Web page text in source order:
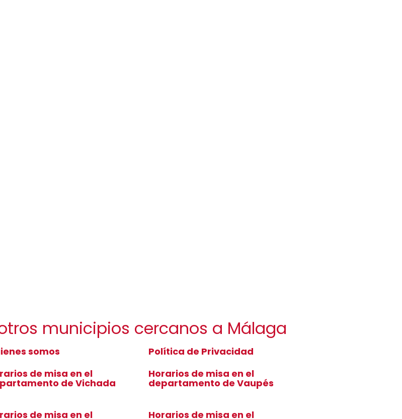
municipios cercanos a Málaga
somos
Política de Privacidad
de misa en el
de Vichada
Horarios de misa en el
departamento de Vaupés
de misa en el Horarios de misa en el